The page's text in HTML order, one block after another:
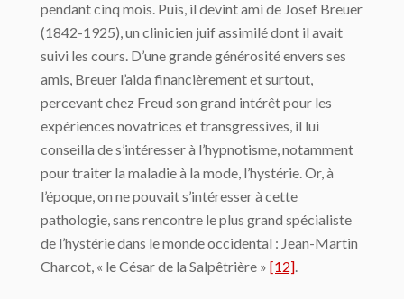
pendant cinq mois. Puis, il devint ami de Josef Breuer
(1842-1925), un clinicien juif assimilé dont il avait
suivi les cours. D’une grande générosité envers ses
amis, Breuer l’aida financièrement et surtout,
percevant chez Freud son grand intérêt pour les
expériences novatrices et transgressives, il lui
conseilla de s’intéresser à l’hypnotisme, notamment
pour traiter la maladie à la mode, l’hystérie. Or, à
l’époque, on ne pouvait s’intéresser à cette
pathologie, sans rencontre le plus grand spécialiste
de l’hystérie dans le monde occidental : Jean-Martin
Charcot, « le César de la Salpêtrière » [12].